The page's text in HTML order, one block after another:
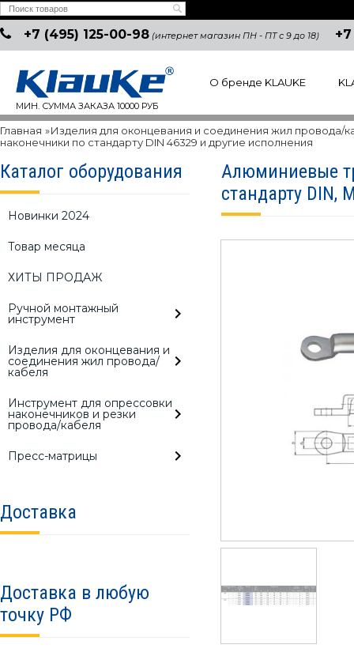
+7 (495) 125-00-98 (интернет магазин ПН - ПТ с 9 до 18)
МИН. СУММА ЗАКАЗА 10000 РУБ
О бренде KLAUKE
Каталог оборудования
Новинки 2024
Товар месяца
ХИТЫ ПРОДАЖ
Ручной монтажный
инструмент
Изделия для оконцевания и
соединения жил провода/
кабеля
Инструмент для опрессовки
наконечников и резки
провода/кабеля
Пресс-матрицы
Доставка
Доставка в любую
точку РФ
Главная »Изделия для оконцевания и соединения жил провода/
наконечники по стандарту DIN 46329 и другие исполнения
Алюминиевые
стандарту DIN,